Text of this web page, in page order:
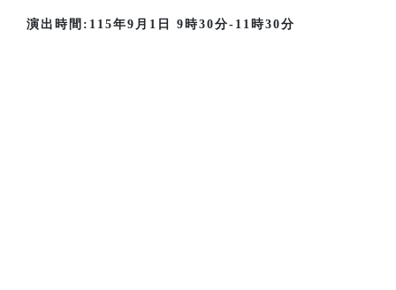
演出時間:115年9月1日 9時30分-11時30分